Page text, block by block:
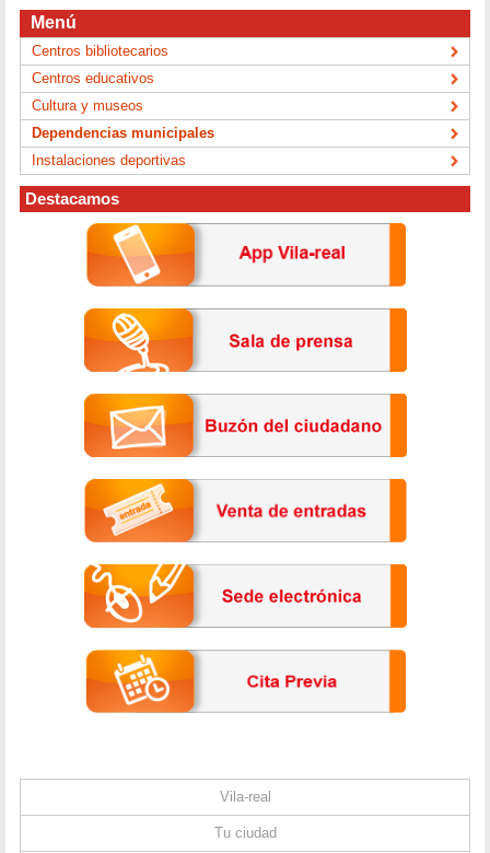
Menú
Centros bibliotecarios
Centros educativos
Cultura y museos
Dependencias municipales
Instalaciones deportivas
Destacamos
Vila-real
Tu ciudad